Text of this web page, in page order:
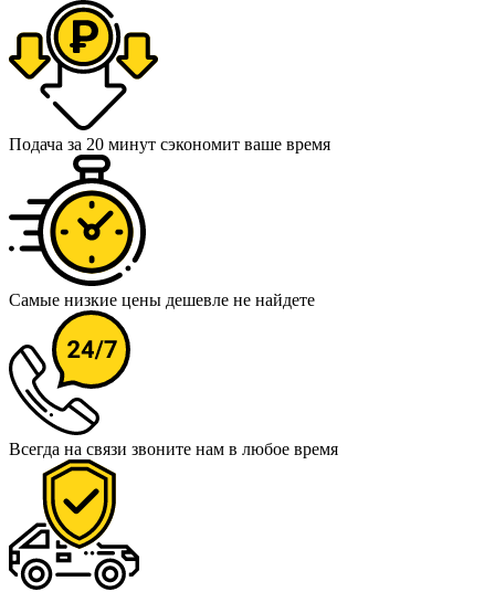
Подача за 20 минут сэкономит ваше время
Самые низкие цены дешевле не найдете
Всегда на связи звоните нам в любое время